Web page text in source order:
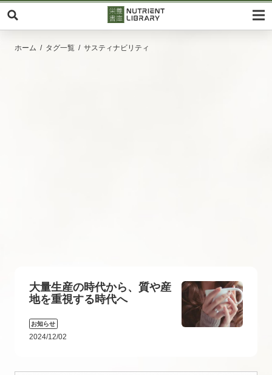
ホーム タグ一覧 サスティナビリティ
大量生産の時代から、質や産
地を重視する時代へ
お知らせ
2024/12/02